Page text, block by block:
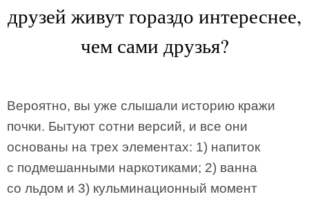
друзей живут гораздо интереснее,
чем сами друзья?
Вероятно, вы уже слышали историю кражи
почки. Бытуют сотни версий, и все они
основаны на трех элементах: 1) напиток
с подмешанными наркотиками; 2) ванна
со льдом и 3) кульминационный момент